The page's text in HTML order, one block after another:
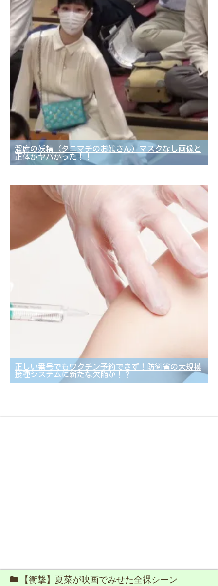
溜席の妖精（タニマチのお嬢さん）マスクなし画像と
正体がヤバかった！！
正しい番号でもワクチン予約できず！防衛省の大規模
接種システムに新たな欠陥か！？
【衝撃】夏菜が映画でみせた全裸シーン